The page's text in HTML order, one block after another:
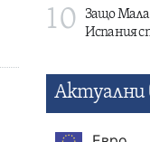
10
Защо
Испания
Актуални